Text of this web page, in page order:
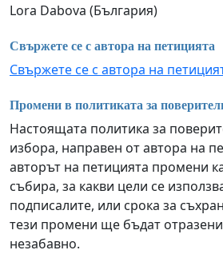
Lora Dabova (България)
Свържете се с автора на петицията
Свържете се с автора на
Промени в политиката за
Настоящата политика за
избора, направен от автора на
авторът на петицията промени
събира, за какви цели се
подписалите, или срока за
тези промени ще бъдат
незабавно.